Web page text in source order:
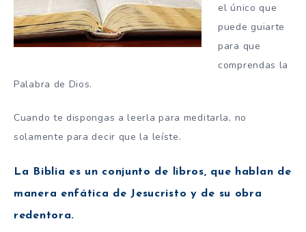
el único que
puede guiarte
para que
comprendas la
Palabra de Dios.
Cuando te dispongas a leerla para meditarla, no
solamente para decir que la leíste.
La Biblia es un conjunto de libros, que hablan de
manera enfática de Jesucristo y de su obra
redentora.